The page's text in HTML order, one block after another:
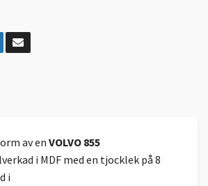
av en VOLVO 855
i MDF med en tjocklek på 8
i